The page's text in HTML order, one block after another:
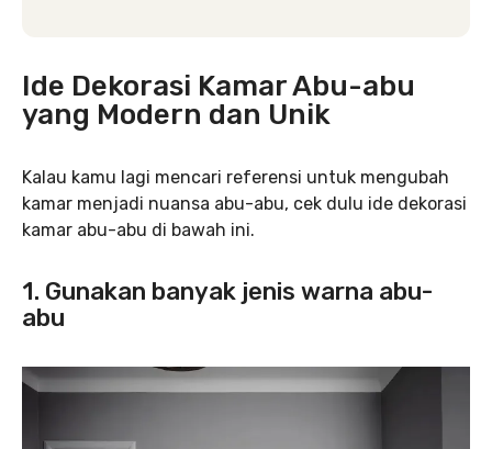
Ide Dekorasi Kamar Abu-abu
yang Modern dan Unik
Kalau kamu lagi mencari referensi untuk mengubah
kamar menjadi nuansa abu-abu, cek dulu ide dekorasi
kamar abu-abu di bawah ini.
1. Gunakan banyak jenis warna abu-
abu